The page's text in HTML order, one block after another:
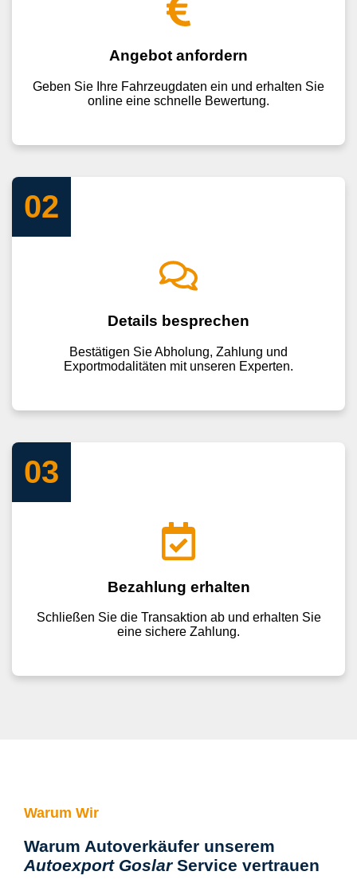
Angebot anfordern
Geben Sie Ihre Fahrzeugdaten ein und erhalten Sie
online eine schnelle Bewertung.
02
Details besprechen
Bestätigen Sie Abholung, Zahlung und
Exportmodalitäten mit unseren Experten.
03
Bezahlung erhalten
Schließen Sie die Transaktion ab und erhalten Sie
eine sichere Zahlung.
Warum Wir
Warum Autoverkäufer unserem
Autoexport GoslarService vertrauen